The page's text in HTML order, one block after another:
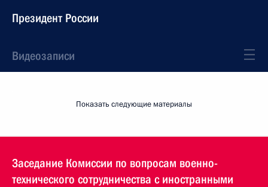
Президент России
Видеозаписи
Показать следующие материалы
Заседание Комиссии по вопросам военно-
технического сотрудничества с иностранными